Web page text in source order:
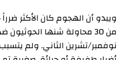
ويبدو أن الهجوم كان الأكثر
من 30 محاولة شنها
نوفمبر/تشرين الثاني. ولم